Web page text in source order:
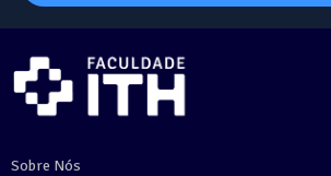
Sobre Nós